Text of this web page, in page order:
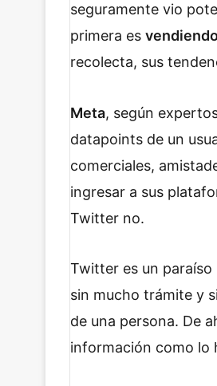
e
b
o
o
k
d
I
t
A
p
e
r
a
seguramente vio
primera es
recolecta, sus
Meta, según
datapoints de un
comerciales,
ingresar a sus
Twitter no.
Twitter es un paraíso
sin mucho trámite y
de una persona. De
información como lo